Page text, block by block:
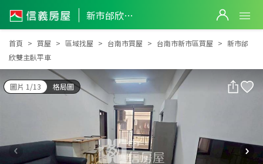
新市邰欣雙主臥平車
新市邰欣雙主臥平車
首頁 買屋 區域找屋 台南市買屋 台南市新市區買屋
新市邰
欣雙主臥平車
圖片 1/13 格局圖